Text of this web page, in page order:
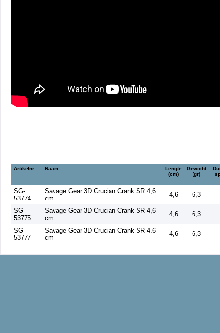
Artikelnr. Naam
Lengte
(cm)
Gewicht
(gr)
SG-
53774
Savage Gear 3D Crucian Crank SR 4,6
cm
4,6 6,3
SG-
53775
Savage Gear 3D Crucian Crank SR 4,6
cm
4,6 6,3
SG-
53777
Savage Gear 3D Crucian Crank SR 4,6
cm
4,6 6,3